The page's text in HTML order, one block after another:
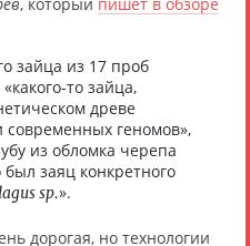
зайца из 17 проб
то зайца,
древе
современных геномов»,
из обломка черепа
был заяц конкретного
sp.».
дорогая, но технологии